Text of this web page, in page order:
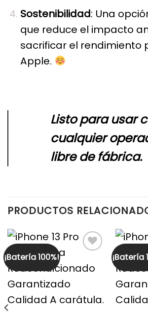
Sostenibilidad: Una
que reduce el impacto
sacrificar el rendimiento
Apple.
Listo para usar
cualquier
libre de fábrica.
PRODUCTOS
¡Batería 100%! ¡Batería